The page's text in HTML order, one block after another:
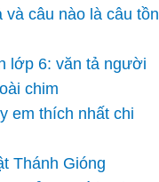
và câu nào là câu tồn
lớp 6: văn tả người
chim
em thích nhất chi
Thánh Gióng